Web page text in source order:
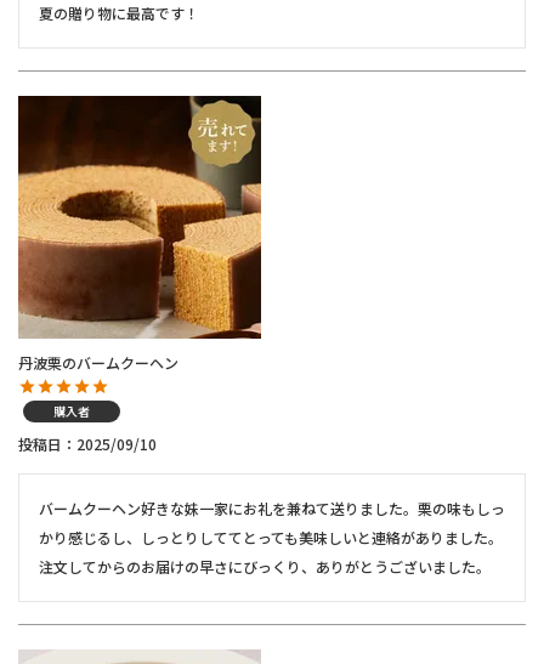
夏の贈り物に最高です！
丹波栗のバームクーヘン
購入者
投稿日 2025/09/10
バームクーヘン好きな妹一家にお礼を兼ねて送りました。栗の味もしっ
かり感じるし、しっとりしててとっても美味しいと連絡がありました。
注文してからのお届けの早さにびっくり、ありがとうございました。